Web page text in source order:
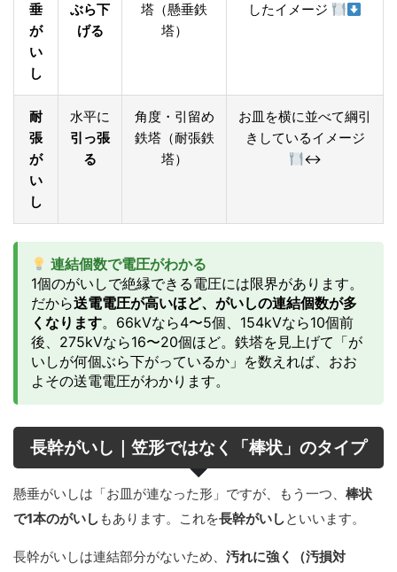
垂
が
い
し
ぶら下
げる
塔（懸垂鉄
塔）
したイメージ
耐
張
が
い
し
水平に
引っ張
る
角度・引留め
鉄塔（耐張鉄
塔）
お皿を横に並べて綱引
きしているイメージ
↔️
連結個数で電圧がわかる
1個のがいしで絶縁できる電圧には限界があります。
だから送電電圧が高いほど、がいしの連結個数が多
くなります。66kVなら4〜5個、154kVなら10個前
後、275kVなら16〜20個ほど。鉄塔を見上げて「が
いしが何個ぶら下がっているか」を数えれば、おお
よその送電電圧がわかります。
長幹がいし｜笠形ではなく「棒状」のタイプ
懸垂がいしは「お皿が連なった形」ですが、もう一つ、 棒状
で1本のがいし もあります。これを長幹がいしといいます。
長幹がいしは連結部分がないため、 汚れに強く（汚損対